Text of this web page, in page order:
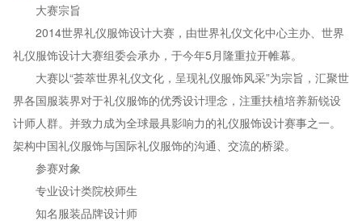
大赛宗旨
2014世界礼仪服饰设计大赛，由世界礼仪文化中心主办、世界
礼仪服饰设计大赛组委会承办，于今年5月隆重拉开帷幕。
大赛以“荟萃世界礼仪文化，呈现礼仪服饰风采”为宗旨，汇聚世
界各国服装界对于礼仪服饰的优秀设计理念，注重扶植培养新锐设
计师人群。并致力成为全球最具影响力的礼仪服饰设计赛事之一。
架构中国礼仪服饰与国际礼仪服饰的沟通、交流的桥梁。
参赛对象
专业设计类院校师生
知名服装品牌设计师